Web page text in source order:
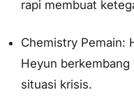
rapi membuat
Chemistry Pemain:
Heyun
situasi krisis.